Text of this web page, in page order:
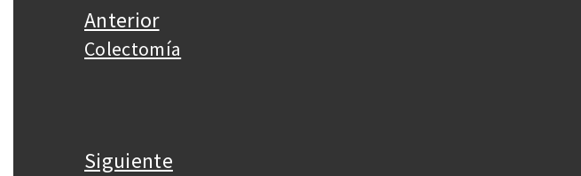
entradas
Anterior
Entrada
Colectomía
Siguiente